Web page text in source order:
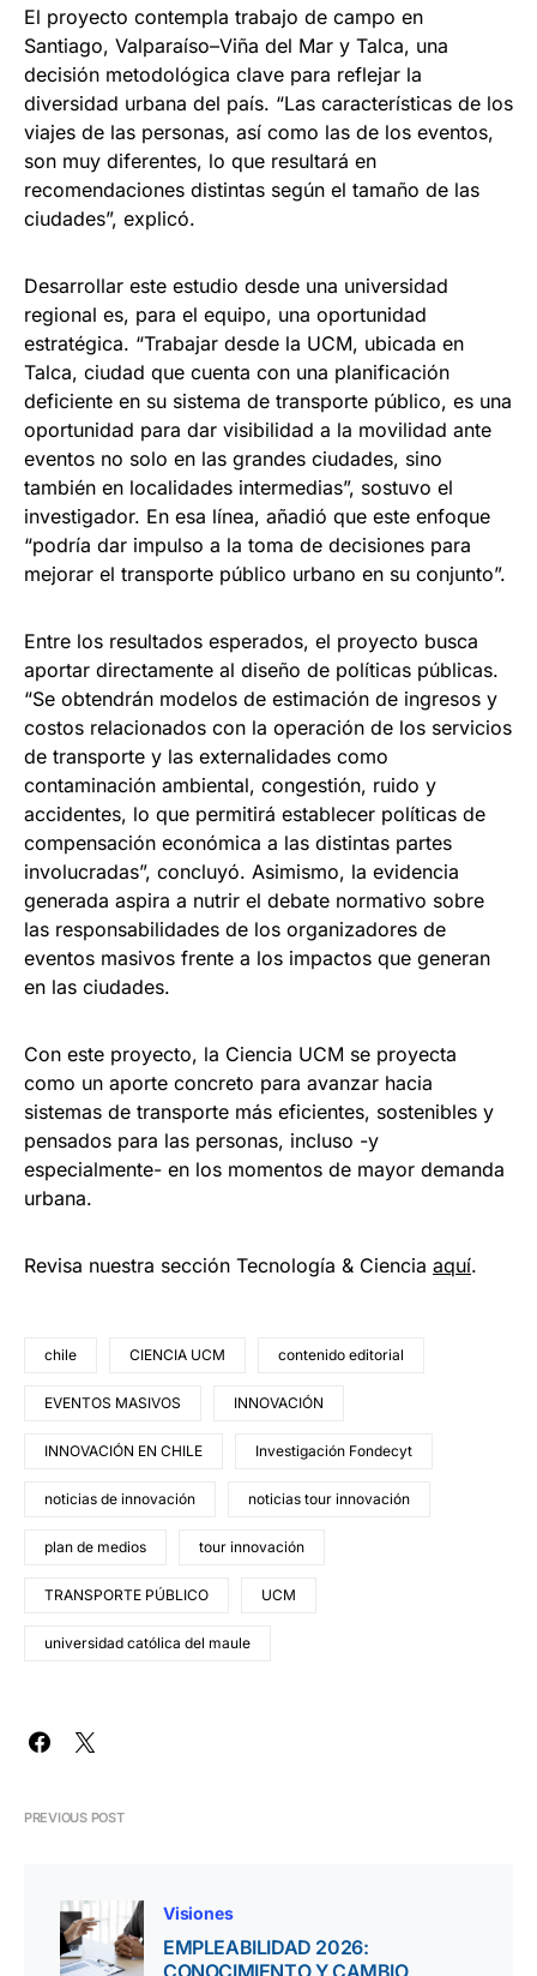
El proyecto contempla trabajo de campo en
Santiago, Valparaíso–Viña del Mar y Talca, una
decisión metodológica clave para reflejar la
diversidad urbana del país. “Las características de los
viajes de las personas, así como las de los eventos,
son muy diferentes, lo que resultará en
recomendaciones distintas según el tamaño de las
ciudades”, explicó.
Desarrollar este estudio desde una universidad
regional es, para el equipo, una oportunidad
estratégica. “Trabajar desde la UCM, ubicada en
Talca, ciudad que cuenta con una planificación
deficiente en su sistema de transporte público, es una
oportunidad para dar visibilidad a la movilidad ante
eventos no solo en las grandes ciudades, sino
también en localidades intermedias”, sostuvo el
investigador. En esa línea, añadió que este enfoque
“podría dar impulso a la toma de decisiones para
mejorar el transporte público urbano en su conjunto”.
Entre los resultados esperados, el proyecto busca
aportar directamente al diseño de políticas públicas.
“Se obtendrán modelos de estimación de ingresos y
costos relacionados con la operación de los servicios
de transporte y las externalidades como
contaminación ambiental, congestión, ruido y
accidentes, lo que permitirá establecer políticas de
compensación económica a las distintas partes
involucradas”, concluyó. Asimismo, la evidencia
generada aspira a nutrir el debate normativo sobre
las responsabilidades de los organizadores de
eventos masivos frente a los impactos que generan
en las ciudades.
Con este proyecto, la Ciencia UCM se proyecta
como un aporte concreto para avanzar hacia
sistemas de transporte más eficientes, sostenibles y
pensados para las personas, incluso -y
especialmente- en los momentos de mayor demanda
urbana.
Revisa nuestra sección Tecnología & Ciencia aquí.
chile CIENCIA UCM contenido editorial
EVENTOS MASIVOS INNOVACIÓN
INNOVACIÓN EN CHILE Investigación Fondecyt
noticias de innovación noticias tour innovación
plan de medios tour innovación
TRANSPORTE PÚBLICO UCM
universidad católica del maule
PREVIOUS POST
Visiones
EMPLEABILIDAD 2026:
CONOCIMIENTO Y CAMBIO